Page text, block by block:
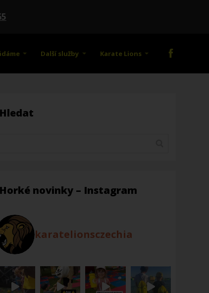
Další služby Karate Lions
Hledat
Horké novinky – Instagram
karatelionsczechia